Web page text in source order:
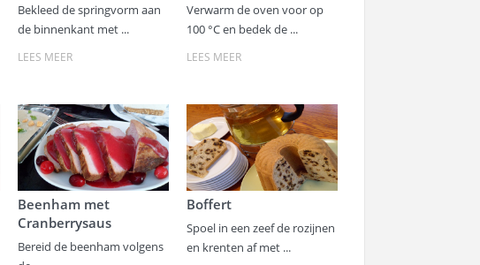
Bekleed de springvorm aan
de binnenkant met ...
LEES MEER
Verwarm de oven voor op
100 °C en bedek de ...
LEES MEER
Beenham met
Cranberrysaus
Bereid de beenham volgens
Boffert
Spoel in een zeef de rozijnen
en krenten af met ...